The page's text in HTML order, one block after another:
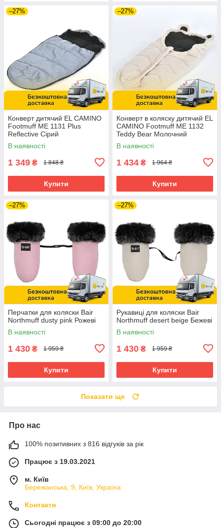
–27%
Конверт дитячий EL CAMINO
Footmuff ME 1131 Plus
Reflective Сірий
В наявності
1 349 ₴ 1 848 ₴
Купити
–27%
Конверт в коляску дитячий EL
CAMINO Footmuff ME 1132
Teddy Bear Молочний
В наявності
1 434 ₴ 1 964 ₴
Купити
–27%
Перчатки для коляски Bair
Northmuff dusty pink Рожеві
В наявності
1 430 ₴ 1 959 ₴
Купити
–27%
Рукавиці для коляски Bair
Northmuff desert beige Бежеві
В наявності
1 430 ₴ 1 959 ₴
Купити
Показати ще
Про нас
100% позитивних з 816 відгуків за рік
Працює з 19.03.2021
м. Київ
Бережанська, 9, Київ, Україна
Контакти
Сьогодні працює з 09:00 до 20:00